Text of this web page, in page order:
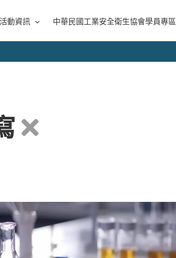
活動資訊 中華民國工業安全衛生協會學員專區